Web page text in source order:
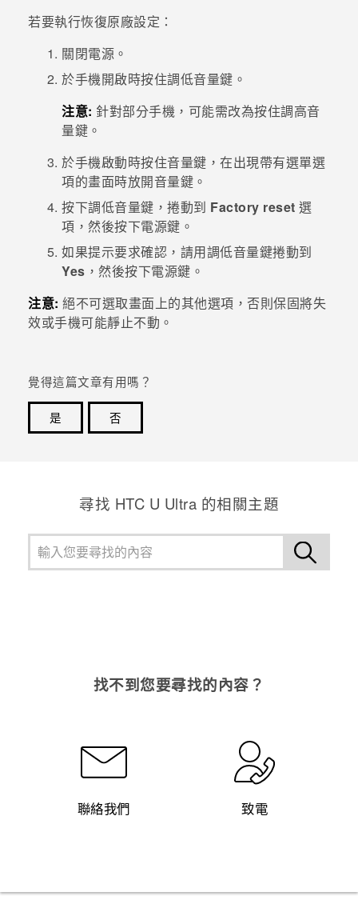
若要執行恢復原廠設定：
關閉電源。
於手機開啟時按住調低音量鍵。
注意: 針對部分手機，可能需改為按住調高音
量鍵。
於手機啟動時按住音量鍵，在出現帶有選單選
項的畫面時放開音量鍵。
按下調低音量鍵，捲動到 Factory reset 選
項，然後按下電源鍵。
如果提示要求確認，請用調低音量鍵捲動到
Yes ，然後按下電源鍵。
注意: 絕不可選取畫面上的其他選項，否則保固將失
效或手機可能靜止不動。
覺得這篇文章有用嗎？
是
否
尋找 HTC U Ultra 的相關主題
找不到您要尋找的內容？
聯絡我們 致電